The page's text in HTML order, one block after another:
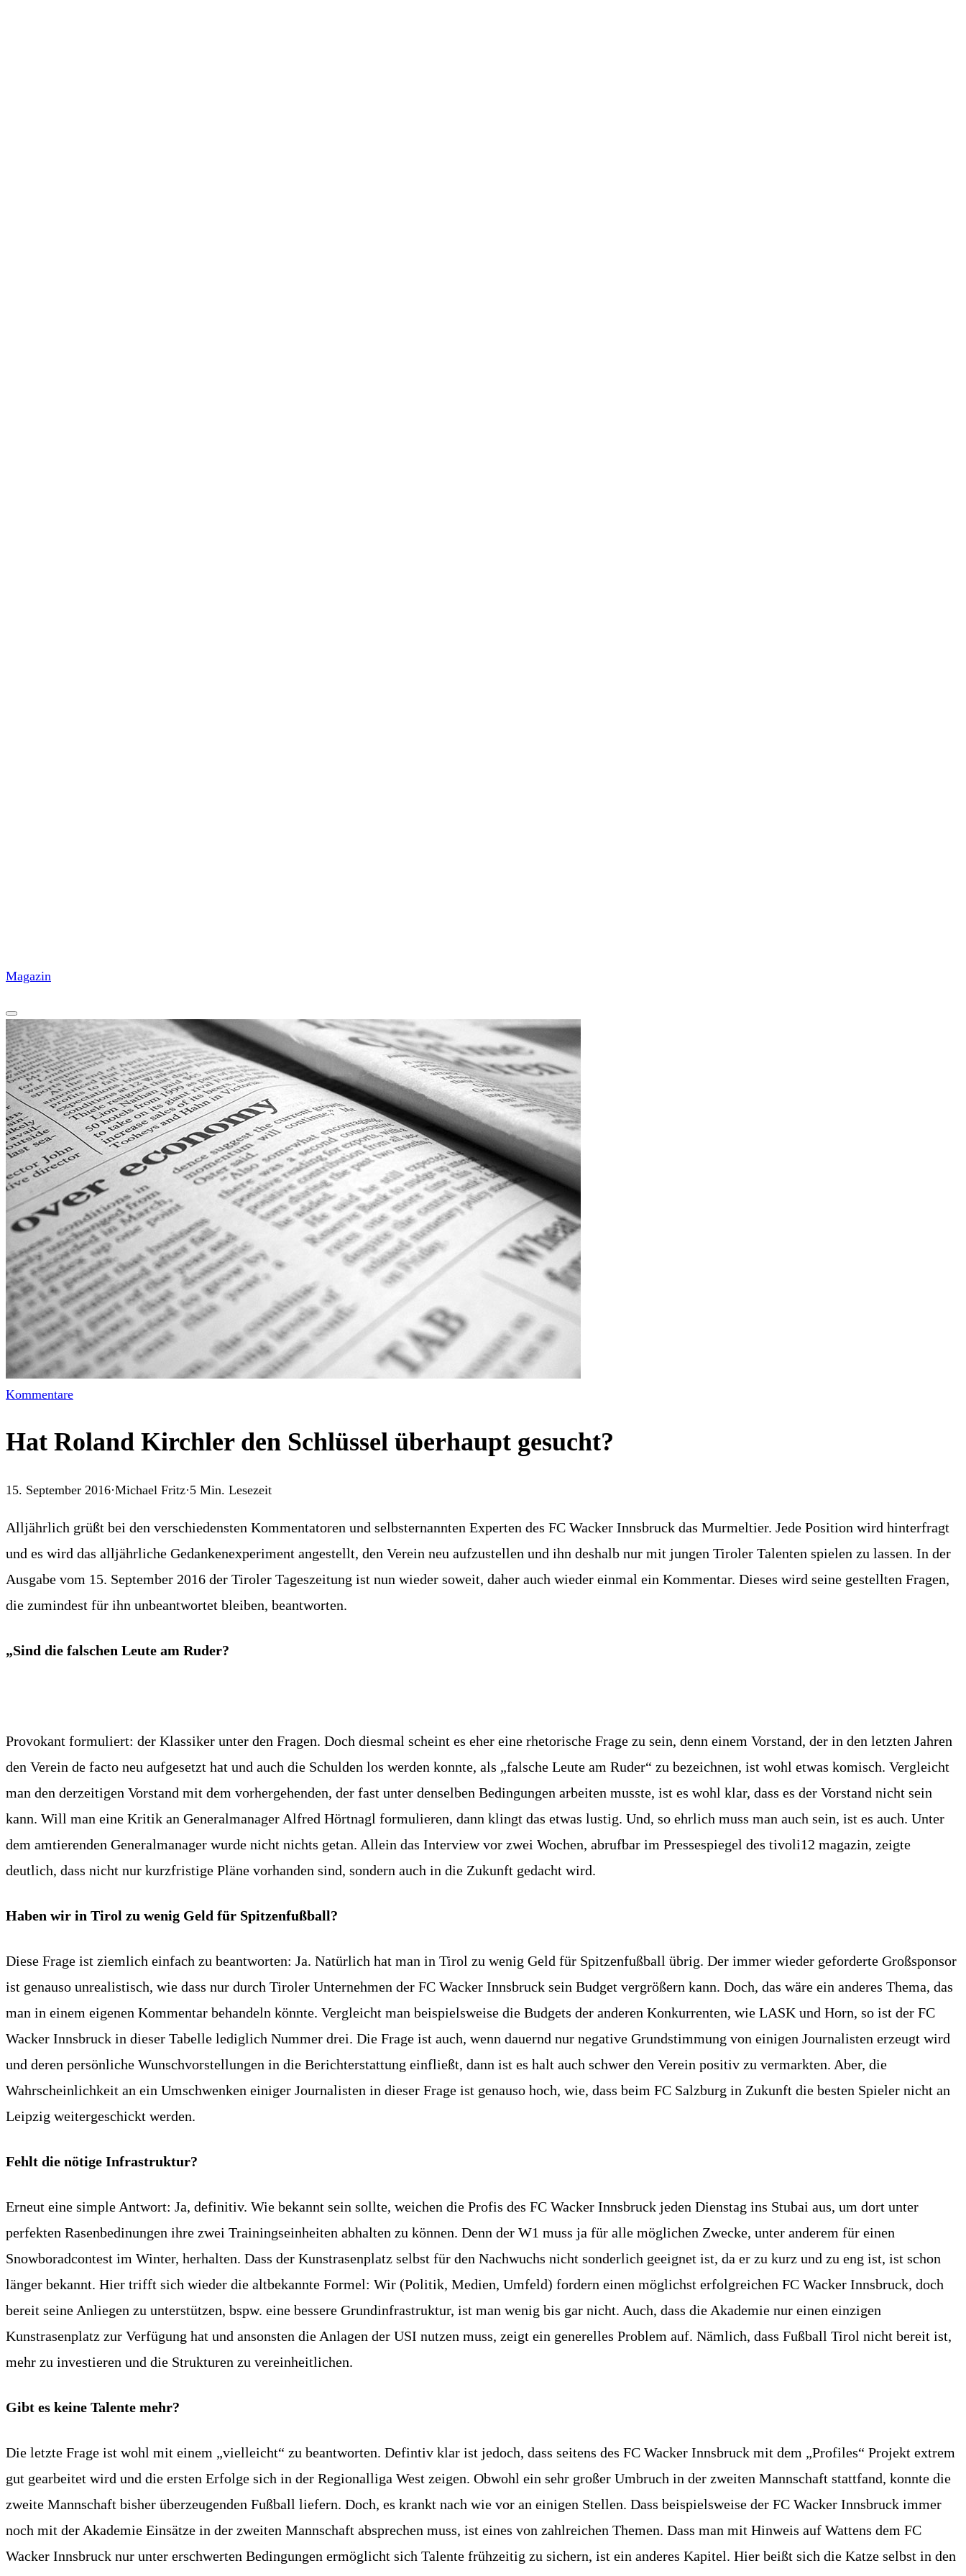
Magazin
Kommentare
Hat Roland Kirchler den Schlüssel überhaupt gesucht?
15. September 2016·Michael Fritz·5 Min. Lesezeit
Alljährlich grüßt bei den verschiedensten Kommentatoren und selbsternannten Experten des FC Wacker Innsbruck das Murmeltier. Jede Position wird hinterfragt
und es wird das alljährliche Gedankenexperiment angestellt, den Verein neu aufzustellen und ihn deshalb nur mit jungen Tiroler Talenten spielen zu lassen. In der
Ausgabe vom 15. September 2016 der Tiroler Tageszeitung ist nun wieder soweit, daher auch wieder einmal ein Kommentar. Dieses wird seine gestellten Fragen,
die zumindest für ihn unbeantwortet bleiben, beantworten.
„Sind die falschen Leute am Ruder?
Provokant formuliert: der Klassiker unter den Fragen. Doch diesmal scheint es eher eine rhetorische Frage zu sein, denn einem Vorstand, der in den letzten Jahren
den Verein de facto neu aufgesetzt hat und auch die Schulden los werden konnte, als „falsche Leute am Ruder“ zu bezeichnen, ist wohl etwas komisch. Vergleicht
man den derzeitigen Vorstand mit dem vorhergehenden, der fast unter denselben Bedingungen arbeiten musste, ist es wohl klar, dass es der Vorstand nicht sein
kann. Will man eine Kritik an Generalmanager Alfred Hörtnagl formulieren, dann klingt das etwas lustig. Und, so ehrlich muss man auch sein, ist es auch. Unter
dem amtierenden Generalmanager wurde nicht nichts getan. Allein das Interview vor zwei Wochen, abrufbar im Pressespiegel des tivoli12 magazin, zeigte
deutlich, dass nicht nur kurzfristige Pläne vorhanden sind, sondern auch in die Zukunft gedacht wird.
Haben wir in Tirol zu wenig Geld für Spitzenfußball?
Diese Frage ist ziemlich einfach zu beantworten: Ja. Natürlich hat man in Tirol zu wenig Geld für Spitzenfußball übrig. Der immer wieder geforderte Großsponsor
ist genauso unrealistisch, wie dass nur durch Tiroler Unternehmen der FC Wacker Innsbruck sein Budget vergrößern kann. Doch, das wäre ein anderes Thema, das
man in einem eigenen Kommentar behandeln könnte. Vergleicht man beispielsweise die Budgets der anderen Konkurrenten, wie LASK und Horn, so ist der FC
Wacker Innsbruck in dieser Tabelle lediglich Nummer drei. Die Frage ist auch, wenn dauernd nur negative Grundstimmung von einigen Journalisten erzeugt wird
und deren persönliche Wunschvorstellungen in die Berichterstattung einfließt, dann ist es halt auch schwer den Verein positiv zu vermarkten. Aber, die
Wahrscheinlichkeit an ein Umschwenken einiger Journalisten in dieser Frage ist genauso hoch, wie, dass beim FC Salzburg in Zukunft die besten Spieler nicht an
Leipzig weitergeschickt werden.
Fehlt die nötige Infrastruktur?
Erneut eine simple Antwort: Ja, definitiv. Wie bekannt sein sollte, weichen die Profis des FC Wacker Innsbruck jeden Dienstag ins Stubai aus, um dort unter
perfekten Rasenbedinungen ihre zwei Trainingseinheiten abhalten zu können. Denn der W1 muss ja für alle möglichen Zwecke, unter anderem für einen
Snowboradcontest im Winter, herhalten. Dass der Kunstrasenplatz selbst für den Nachwuchs nicht sonderlich geeignet ist, da er zu kurz und zu eng ist, ist schon
länger bekannt. Hier trifft sich wieder die altbekannte Formel: Wir (Politik, Medien, Umfeld) fordern einen möglichst erfolgreichen FC Wacker Innsbruck, doch
bereit seine Anliegen zu unterstützen, bspw. eine bessere Grundinfrastruktur, ist man wenig bis gar nicht. Auch, dass die Akademie nur einen einzigen
Kunstrasenplatz zur Verfügung hat und ansonsten die Anlagen der USI nutzen muss, zeigt ein generelles Problem auf. Nämlich, dass Fußball Tirol nicht bereit ist,
mehr zu investieren und die Strukturen zu vereinheitlichen.
Gibt es keine Talente mehr?
Die letzte Frage ist wohl mit einem „vielleicht“ zu beantworten. Defintiv klar ist jedoch, dass seitens des FC Wacker Innsbruck mit dem „Profiles“ Projekt extrem
gut gearbeitet wird und die ersten Erfolge sich in der Regionalliga West zeigen. Obwohl ein sehr großer Umbruch in der zweiten Mannschaft stattfand, konnte die
zweite Mannschaft bisher überzeugenden Fußball liefern. Doch, es krankt nach wie vor an einigen Stellen. Dass beispielsweise der FC Wacker Innsbruck immer
noch mit der Akademie Einsätze in der zweiten Mannschaft absprechen muss, ist eines von zahlreichen Themen. Dass man mit Hinweis auf Wattens dem FC
Wacker Innsbruck nur unter erschwerten Bedingungen ermöglicht sich Talente frühzeitig zu sichern, ist ein anderes Kapitel. Hier beißt sich die Katze selbst in den